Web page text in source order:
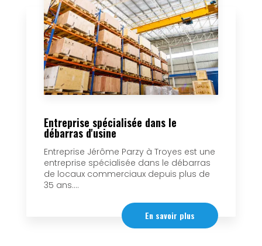
Entreprise spécialisée dans le
débarras d'usine
Entreprise Jérôme Parzy à Troyes est une
entreprise spécialisée dans le débarras
de locaux commerciaux depuis plus de
35 ans....
En savoir plus